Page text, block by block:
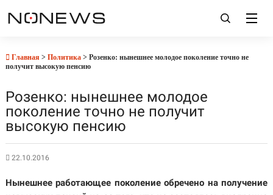
Главная > Политика> Розенко: нынешнее молодое поколение точно не
получит высокую пенсию
Розенко: нынешнее молодое
поколение точно не получит
высокую пенсию
22.10.2016
Нынешнее работающее поколение обречено на получение